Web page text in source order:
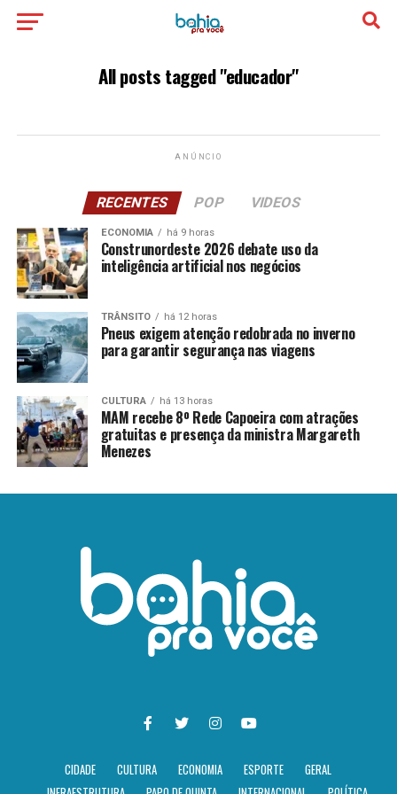
All posts tagged "educador"
ANÚNCIO
RECENTES POP VIDEOS
ECONOMIA há 9 horas
Construnordeste 2026 debate uso da
inteligência artificial nos negócios
TRÂNSITO há 12 horas
Pneus exigem atenção redobrada no inverno
para garantir segurança nas viagens
CULTURA há 13 horas
MAM recebe 8º Rede Capoeira com atrações
gratuitas e presença da ministra Margareth
Menezes
CIDADE CULTURA ECONOMIA ESPORTE
GERAL